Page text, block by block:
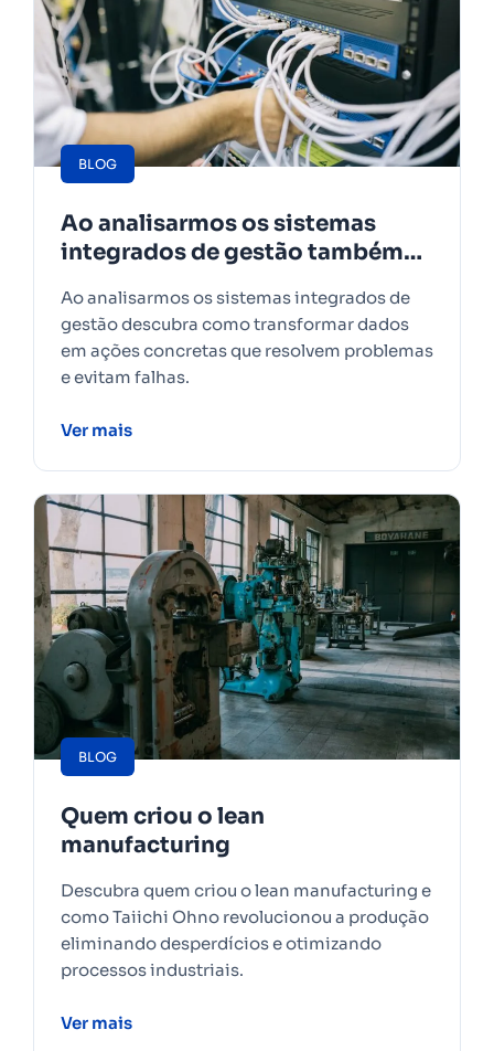
BLOG
Ao analisarmos os sistemas
integrados de gestão também
Ao analisarmos os sistemas integrados de
gestão descubra como transformar dados
em ações concretas que resolvem problemas
e evitam falhas.
Ver mais
BLOG
Quem criou o lean
manufacturing
Descubra quem criou o lean manufacturing e
como Taiichi Ohno revolucionou a produção
eliminando desperdícios e otimizando
processos industriais.
Ver mais